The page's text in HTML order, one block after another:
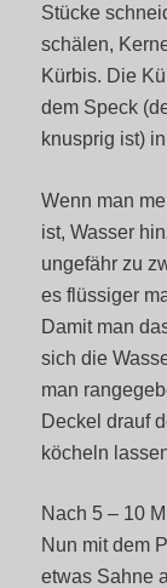
Stücke
schälen,
Kürbis. Die
dem Speck
knusprig ist)
Wenn man
ist, Wasser
ungefähr zu
es flüssiger
Damit man
sich die
man
Deckel drauf
köcheln
Nach 5 – 10
Nun mit dem
etwas Sahne